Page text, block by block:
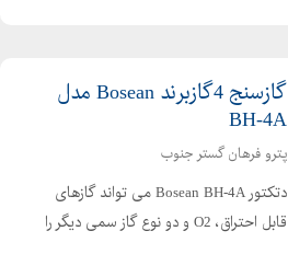
گازسنج 4گازبرند Bosean مدل
BH-4A
پترو فرهان گستر جنوب
دتکتور Bosean BH-4A می تواند گازهای
قابل احتراق، O2 و دو نوع گاز سمی دیگر را